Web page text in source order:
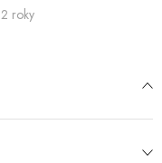
2 roky